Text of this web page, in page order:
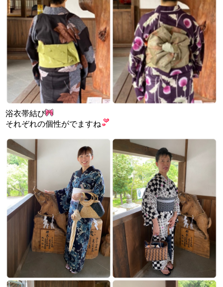
浴衣帯結び
それぞれの個性がでますね